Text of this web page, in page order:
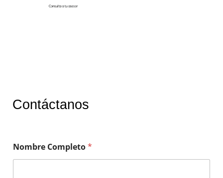
Contáctanos
Nombre Completo*